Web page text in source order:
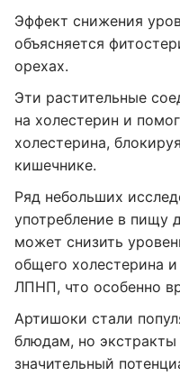
Эффект снижения
объясняется
орехах.
Эти растительные
на холестерин и
холестерина,
кишечнике.
Ряд небольших
употребление в пищу
может снизить
общего холестерина
ЛПНП, что особенно
Артишоки стали
блюдам, но экстракты
значительный